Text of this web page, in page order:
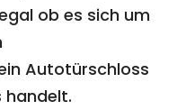
ob es sich um
Autotürschloss
handelt.